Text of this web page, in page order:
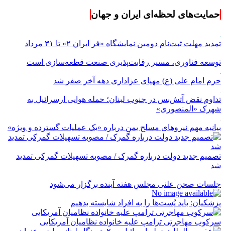
حمایت‌های لحظه‌ای ایران و جهان
تمدید مهلت ثبت‌نام دومین نمایشگاه «فر ایران ۲» تا ۳۱ مرداد
توسعه فناوری، مسیر رقابت‌پذیری صنعت قطعه‌سازی است
حرم امام علی (ع) مهیای عزاداری دهه آخر صفر شد
تداوم نقض آتش‌بس در جنوب لبنان؛ حمله هوایی ارسرائیل به
شهرک «المنصوری»
بیانیه مهم نیروهای مسلح یمن درباره «یک عملیات گسترده و ویژه»
تصمیم جدید دولت درباره گمرک / مصوبه تسهیلات گمرکی تمدید
شد
جلسات صحن علنی مجلس هفته آینده برگزار می‌شود
پزشکیان: باید پُست‌ها را به افراد شایسته بدهیم
سرکوب مهاجرتی ترامپ علیه خانواده نظامیان آمریکایی